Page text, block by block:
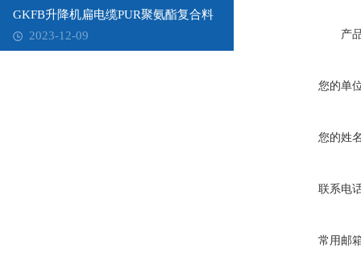
GKFB升降机扁电缆PUR聚氨酯复合料
2023-12-09
产
您的单
您的姓
联系电
常用邮